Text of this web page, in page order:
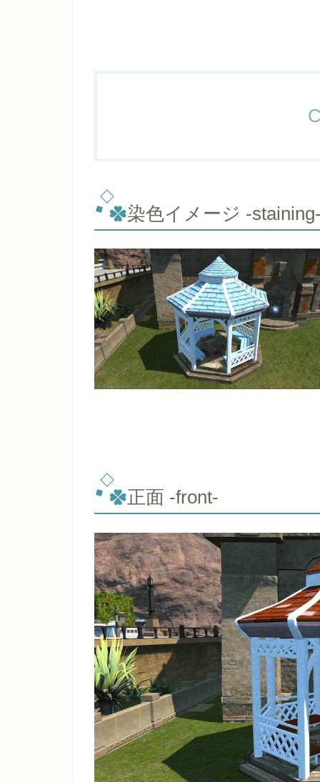
染色イメージ -
正面 -front-